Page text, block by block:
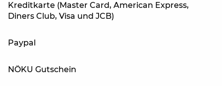
Kreditkarte (Master Card, American Express,
Diners Club, Visa und JCB)
Paypal
NÖKU Gutschein